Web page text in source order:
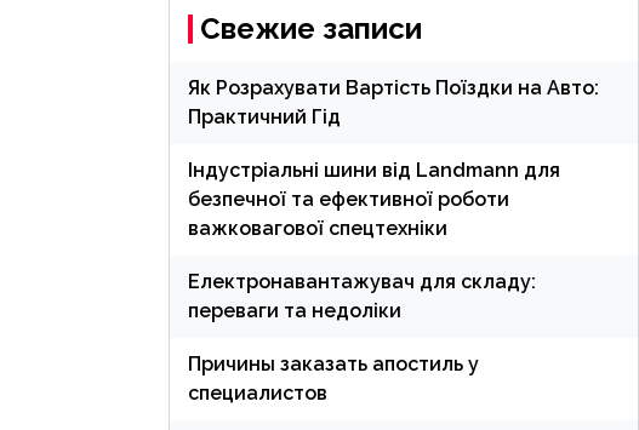
Свежие записи
Як Розрахувати Вартість Поїздки на Авто:
Практичний Гід
Індустріальні шини від Landmann для
безпечної та ефективної роботи
важковагової спецтехніки
Електронавантажувач для складу:
переваги та недоліки
Причины заказать апостиль у
специалистов